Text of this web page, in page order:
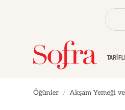
Öğünler Akşam Yemeği